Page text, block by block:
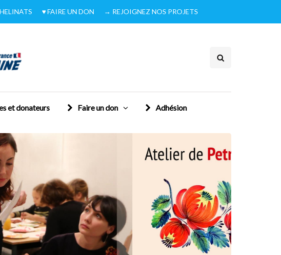
♥︎ FAIRE UN DON → REJOIGNEZ NOS PROJETS
et donateurs Adhésion
Faire un don